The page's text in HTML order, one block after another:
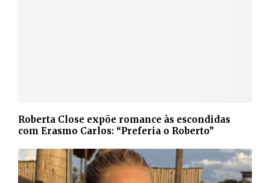
Roberta Close expõe romance às escondidas
com Erasmo Carlos: “Preferia o Roberto”